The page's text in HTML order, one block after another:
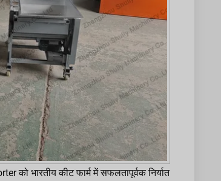
भारतीय कीट फार्म में सफलतापूर्वक निर्यात